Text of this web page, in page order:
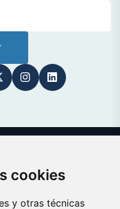
cookies
y otras técnicas